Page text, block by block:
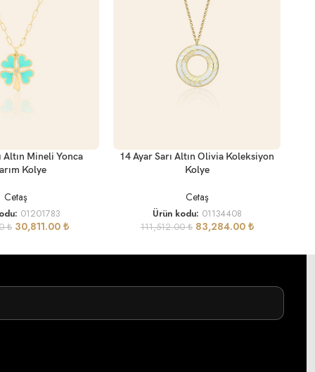
Altın Mineli Yonca
Kolye
Cetaş
01201783
₺ 30,811.00 ₺
SEPETE EKLE
14 Ayar Sarı Altın Olivia Koleksiyon
Kolye
Cetaş
Ürün kodu: 01134408
111,512.00₺ 83,284.00 ₺